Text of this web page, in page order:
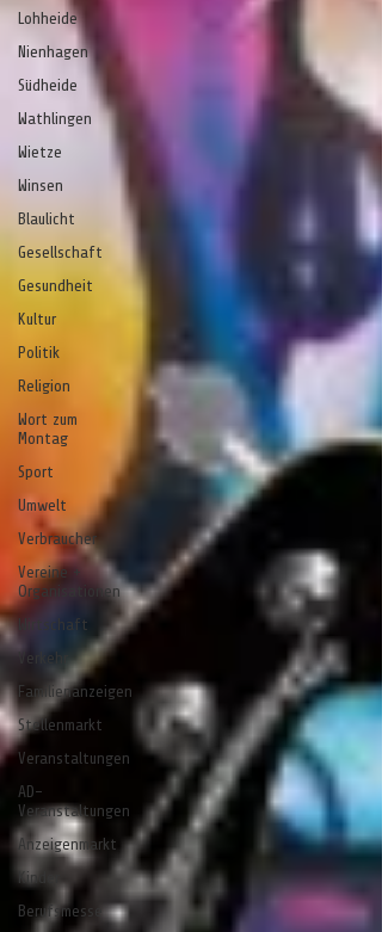
Lohheide
Nienhagen
Südheide
Wathlingen
Wietze
Winsen
Blaulicht
Gesellschaft
Gesundheit
Kultur
Politik
Religion
Wort zum
Montag
Sport
Umwelt
Verbraucher
Vereine +
Organisationen
Wirtschaft
Verkehr
Familienanzeigen
Stellenmarkt
Veranstaltungen
AD-
Veranstaltungen
Anzeigenmarkt
Kinder
Berufsmesse